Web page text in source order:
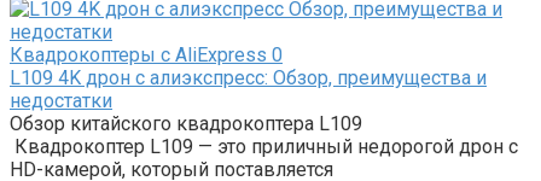
Квадрокоптеры с AliExpress 0
L109 4K дрон с алиэкспресс: Обзор, преимущества и
недостатки
Обзор китайского квадрокоптера L109
Квадрокоптер L109 — это приличный недорогой дрон с
HD-камерой, который поставляется